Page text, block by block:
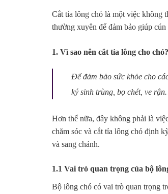
Cắt tỉa lông chó là một việc không
thường xuyên để đảm bảo giúp
1. Vì sao nên cắt tỉa lông cho chó?
Để đảm bảo sức khỏe cho
ký sinh trùng, bọ chét, ve
Hơn thế nữa, đây không phải là
chăm sóc và cắt tỉa lông chó định
và sang chảnh.
1.1 Vai trò quan trọng của bộ
Bộ lông chó có vai trò quan trọng